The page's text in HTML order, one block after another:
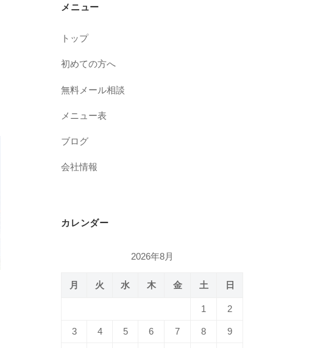
メニュー
トップ
初めての方へ
無料メール相談
メニュー表
ブログ
会社情報
カレンダー
2026年8月
月 火 水 木 金 土 日
1 2
3 4 5 6 7 8 9